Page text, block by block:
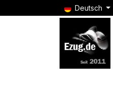
Zum Inhalt springenDeutsch